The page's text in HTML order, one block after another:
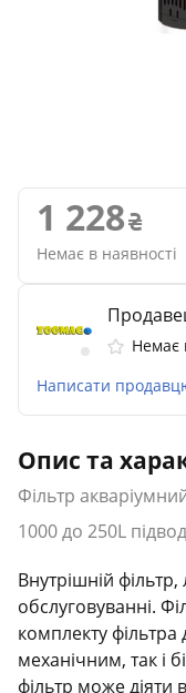
1 228
Немає в наявності
Немає
Написати
Опис та
Фільтр
1000 до 250L
Внутрішній фільтр,
обслуговуванні.
комплекту
механічним, так і
фільтр може діяти